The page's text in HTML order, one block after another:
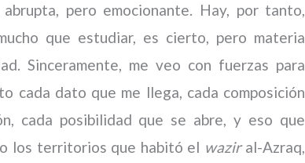
pero emocionante. Hay, por tanto,
que estudiar, es cierto, pero materia
Sinceramente, me veo con fuerzas para
cada dato que me llega, cada composición
cada posibilidad que se abre, y eso que
los territorios que habitó el waziral-Azraq,